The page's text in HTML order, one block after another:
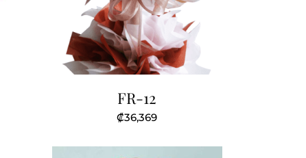
FR-12
₡36,369